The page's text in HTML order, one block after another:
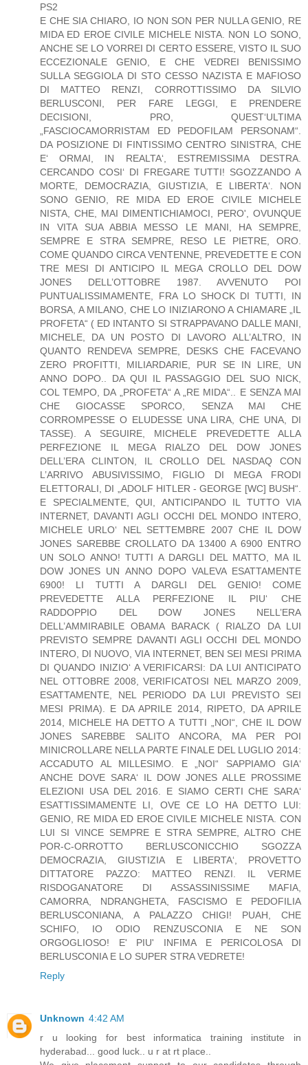
PS2
E CHE SIA CHIARO, IO NON SON PER NULLA GENIO, RE
MIDA ED EROE CIVILE MICHELE NISTA. NON LO SONO,
ANCHE SE LO VORREI DI CERTO ESSERE, VISTO IL SUO
ECCEZIONALE GENIO, E CHE VEDREI BENISSIMO
SULLA SEGGIOLA DI STO CESSO NAZISTA E MAFIOSO
DI MATTEO RENZI, CORROTTISSIMO DA SILVIO
BERLUSCONI, PER FARE LEGGI, E PRENDERE
DECISIONI, PRO, QUEST‘ULTIMA
„FASCIOCAMORRISTAM ED PEDOFILAM PERSONAM“.
DA POSIZIONE DI FINTISSIMO CENTRO SINISTRA, CHE
E‘ ORMAI, IN REALTA‘, ESTREMISSIMA DESTRA.
CERCANDO COSI‘ DI FREGARE TUTTI! SGOZZANDO A
MORTE, DEMOCRAZIA, GIUSTIZIA, E LIBERTA‘. NON
SONO GENIO, RE MIDA ED EROE CIVILE MICHELE
NISTA, CHE, MAI DIMENTICHIAMOCI, PERO', OVUNQUE
IN VITA SUA ABBIA MESSO LE MANI, HA SEMPRE,
SEMPRE E STRA SEMPRE, RESO LE PIETRE, ORO.
COME QUANDO CIRCA VENTENNE, PREVEDETTE E CON
TRE MESI DI ANTICIPO IL MEGA CROLLO DEL DOW
JONES DELL’OTTOBRE 1987. AVVENUTO POI
PUNTUALISSIMAMENTE, FRA LO SHOCK DI TUTTI, IN
BORSA, A MILANO, CHE LO INIZIARONO A CHIAMARE „IL
PROFETA“ ( ED INTANTO SI STRAPPAVANO DALLE MANI,
MICHELE, DA UN POSTO DI LAVORO ALL’ALTRO, IN
QUANTO RENDEVA SEMPRE, DESKS CHE FACEVANO
ZERO PROFITTI, MILIARDARIE, PUR SE IN LIRE, UN
ANNO DOPO.. DA QUI IL PASSAGGIO DEL SUO NICK,
COL TEMPO, DA „PROFETA“ A „RE MIDA“.. E SENZA MAI
CHE GIOCASSE SPORCO, SENZA MAI CHE
CORROMPESSE O ELUDESSE UNA LIRA, CHE UNA, DI
TASSE). A SEGUIRE, MICHELE PREVEDETTE ALLA
PERFEZIONE IL MEGA RIALZO DEL DOW JONES
DELL’ERA CLINTON, IL CROLLO DEL NASDAQ CON
L’ARRIVO ABUSIVISSIMO, FIGLIO DI MEGA FRODI
ELETTORALI, DI „ADOLF HITLER - GEORGE [WC] BUSH“.
E SPECIALMENTE, QUI, ANTICIPANDO IL TUTTO VIA
INTERNET, DAVANTI AGLI OCCHI DEL MONDO INTERO,
MICHELE URLO‘ NEL SETTEMBRE 2007 CHE IL DOW
JONES SAREBBE CROLLATO DA 13400 A 6900 ENTRO
UN SOLO ANNO! TUTTI A DARGLI DEL MATTO, MA IL
DOW JONES UN ANNO DOPO VALEVA ESATTAMENTE
6900! LI TUTTI A DARGLI DEL GENIO! COME
PREVEDETTE ALLA PERFEZIONE IL PIU‘ CHE
RADDOPPIO DEL DOW JONES NELL’ERA
DELL’AMMIRABILE OBAMA BARACK ( RIALZO DA LUI
PREVISTO SEMPRE DAVANTI AGLI OCCHI DEL MONDO
INTERO, DI NUOVO, VIA INTERNET, BEN SEI MESI PRIMA
DI QUANDO INIZIO‘ A VERIFICARSI: DA LUI ANTICIPATO
NEL OTTOBRE 2008, VERIFICATOSI NEL MARZO 2009,
ESATTAMENTE, NEL PERIODO DA LUI PREVISTO SEI
MESI PRIMA). E DA APRILE 2014, RIPETO, DA APRILE
2014, MICHELE HA DETTO A TUTTI „NOI“, CHE IL DOW
JONES SAREBBE SALITO ANCORA, MA PER POI
MINICROLLARE NELLA PARTE FINALE DEL LUGLIO 2014:
ACCADUTO AL MILLESIMO. E „NOI“ SAPPIAMO GIA‘
ANCHE DOVE SARA‘ IL DOW JONES ALLE PROSSIME
ELEZIONI USA DEL 2016. E SIAMO CERTI CHE SARA‘
ESATTISSIMAMENTE LI, OVE CE LO HA DETTO LUI:
GENIO, RE MIDA ED EROE CIVILE MICHELE NISTA. CON
LUI SI VINCE SEMPRE E STRA SEMPRE, ALTRO CHE
POR-C-ORROTTO BERLUSCONICCHIO SGOZZA
DEMOCRAZIA, GIUSTIZIA E LIBERTA‘, PROVETTO
DITTATORE PAZZO: MATTEO RENZI. IL VERME
RISDOGANATORE DI ASSASSINISSIME MAFIA,
CAMORRA, NDRANGHETA, FASCISMO E PEDOFILIA
BERLUSCONIANA, A PALAZZO CHIGI! PUAH, CHE
SCHIFO, IO ODIO RENZUSCONIA E NE SON
ORGOGLIOSO! E' PIU' INFIMA E PERICOLOSA DI
BERLUSCONIA E LO SUPER STRA VEDRETE!
Reply
Unknown 4:42 AM
r u looking for best informatica training institute in
hyderabad... good luck.. u r at rt place..